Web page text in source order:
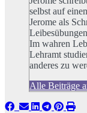
selbst auf
Jerome als
Im wahren
Lehramt
anderes zu
Alle Beiträge